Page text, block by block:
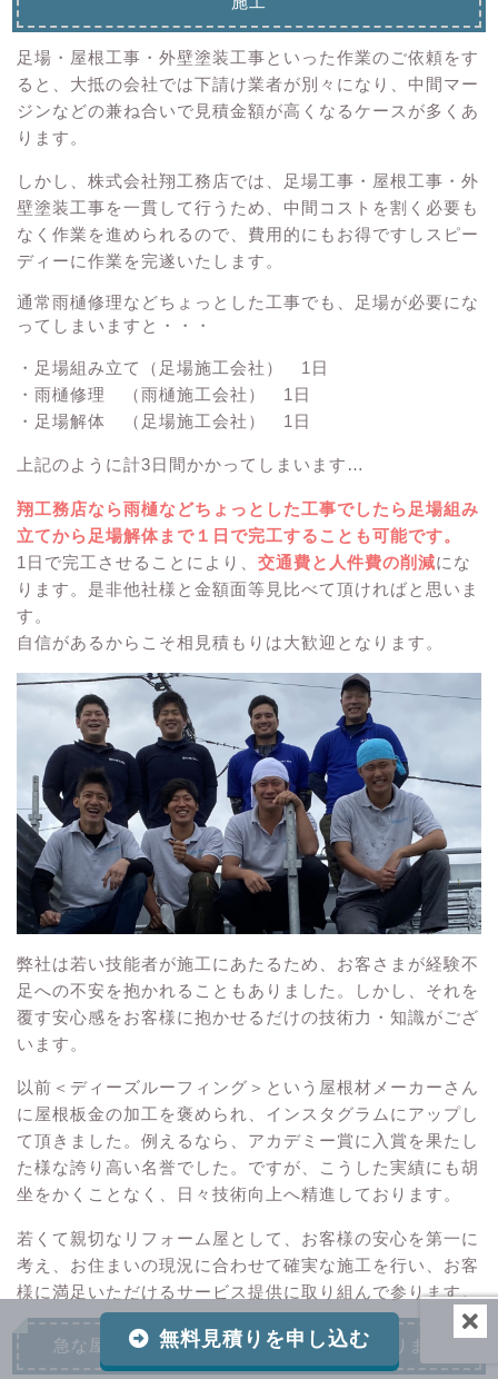
足場・屋根工事・外壁塗装工事といった作業のご依頼をす
ると、大抵の会社では下請け業者が別々になり、中間マー
ジンなどの兼ね合いで見積金額が高くなるケースが多くあ
ります。
しかし、株式会社翔工務店では、足場工事・屋根工事・外
壁塗装工事を一貫して行うため、中間コストを割く必要も
なく作業を進められるので、費用的にもお得ですしスピー
ディーに作業を完遂いたします。
通常雨樋修理などちょっとした工事でも、足場が必要にな
ってしまいますと・・・
・足場組み立て（足場施工会社） 1日
・雨樋修理 （雨樋施工会社） 1日
・足場解体 （足場施工会社） 1日
上記のように計3日間かかってしまいます…
翔工務店なら雨樋などちょっとした工事でしたら足場組み
立てから足場解体まで１日で完工することも可能です。
1日で完工させることにより、 交通費と人件費の削減にな
ります。是非他社様と金額面等見比べて頂ければと思いま
す。
自信があるからこそ相見積もりは大歓迎となります。
弊社は若い技能者が施工にあたるため、お客さまが経験不
足への不安を抱かれることもありました。しかし、それを
覆す安心感をお客様に抱かせるだけの技術力・知識がござ
います。
以前＜ディーズルーフィング＞という屋根材メーカーさん
に屋根板金の加工を褒められ、インスタグラムにアップし
て頂きました。例えるなら、アカデミー賞に入賞を果たし
た様な誇り高い名誉でした。ですが、こうした実績にも胡
坐をかくことなく、日々技術向上へ精進しております。
若くて親切なリフォーム屋として、お客様の安心を第一に
考え、お住まいの現況に合わせて確実な施工を行い、お客
様に満足いただけるサービス提供に取り組んで参ります。
急な屋根修理、雨漏り修理にも対応しております
無料見積りを申し込む